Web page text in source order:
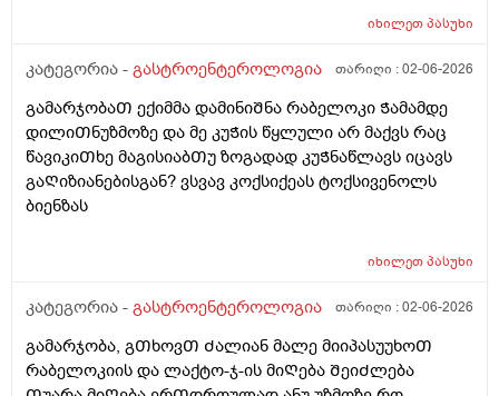
საშიშია? ამ პასუხით კენჭი ხომ არარის? 11 წლის
იხილეთპასუხი
კატეგორია - გასტროენტეროლოგია თარიღი :02-06-2026
გამარჯობაᲗ ექიმმა დამინიᲨნა რაბელოკი Ჭამამდე
დილიᲗნუზმოზე და მე კუᲭის წყლული არ მაქვს რაც
წავიკიᲗხე მაგისიაბᲗუ ზოგადად კუᲭნაწლავს იცავს
გაᲦიზიანებისგან? ვსვავ კოქსიქეას ტოქსივენოლს
ბიენზას
იხილეთპასუხი
კატეგორია - გასტროენტეროლოგია თარიღი :02-06-2026
გამარჯობა, გᲗხოვᲗ Ძალიან მალე მიიპასუუხოᲗ
რაბელოკიის და ლაქტო-ჯ-ის მიᲦება ᲨეიᲫლება